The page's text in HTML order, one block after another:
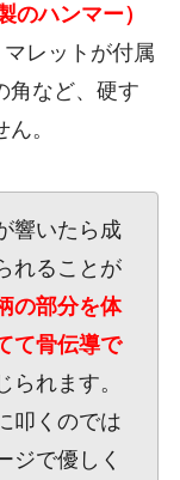
のハンマー）
マレットが付属
角など、硬す
。
響いたら成
れることが
の部分を体
て骨伝導で
られます。
叩くのでは
ジで優しく